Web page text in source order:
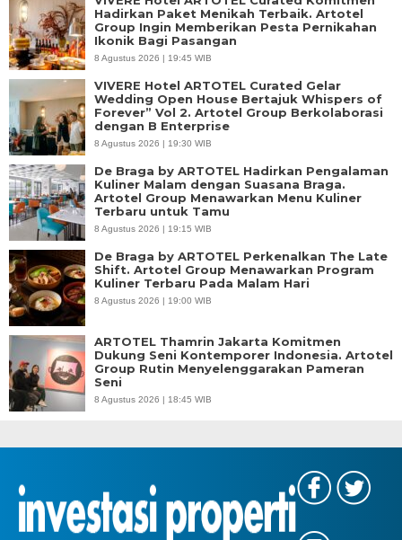
Hadirkan Paket Menikah Terbaik. Artotel
Group Ingin Memberikan Pesta Pernikahan
Ikonik Bagi Pasangan
8 Agustus 2026 | 19:45 WIB
VIVERE Hotel ARTOTEL Curated Gelar
Wedding Open House Bertajuk Whispers of
Forever” Vol 2. Artotel Group Berkolaborasi
dengan B Enterprise
8 Agustus 2026 | 19:30 WIB
De Braga by ARTOTEL Hadirkan Pengalaman
Kuliner Malam dengan Suasana Braga.
Artotel Group Menawarkan Menu Kuliner
Terbaru untuk Tamu
8 Agustus 2026 | 19:15 WIB
De Braga by ARTOTEL Perkenalkan The Late
Shift. Artotel Group Menawarkan Program
Kuliner Terbaru Pada Malam Hari
8 Agustus 2026 | 19:00 WIB
ARTOTEL Thamrin Jakarta Komitmen
Dukung Seni Kontemporer Indonesia. Artotel
Group Rutin Menyelenggarakan Pameran
Seni
8 Agustus 2026 | 18:45 WIB